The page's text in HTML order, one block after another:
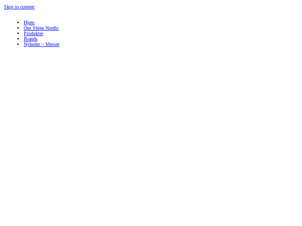
Skip to content
Hjem
Om Shine Nordic
Produkter
Brands
Nyheder – Messer